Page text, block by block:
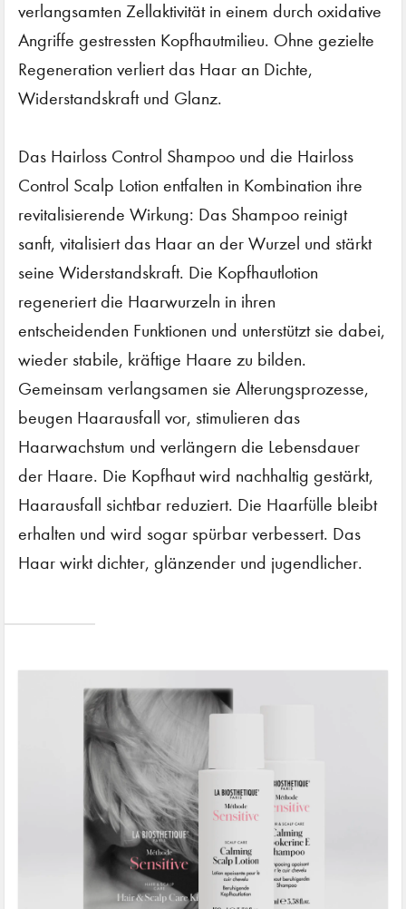
verlangsamten Zellaktivität in einem durch oxidative
Angriffe gestressten Kopfhautmilieu. Ohne gezielte
Regeneration verliert das Haar an Dichte,
Widerstandskraft und Glanz.
Das Hairloss Control Shampoo und die Hairloss
Control Scalp Lotion entfalten in Kombination ihre
revitalisierende Wirkung: Das Shampoo reinigt
sanft, vitalisiert das Haar an der Wurzel und stärkt
seine Widerstandskraft. Die Kopfhautlotion
regeneriert die Haarwurzeln in ihren
entscheidenden Funktionen und unterstützt sie dabei,
wieder stabile, kräftige Haare zu bilden.
Gemeinsam verlangsamen sie Alterungsprozesse,
beugen Haarausfall vor, stimulieren das
Haarwachstum und verlängern die Lebensdauer
der Haare. Die Kopfhaut wird nachhaltig gestärkt,
Haarausfall sichtbar reduziert. Die Haarfülle bleibt
erhalten und wird sogar spürbar verbessert. Das
Haar wirkt dichter, glänzender und jugendlicher.